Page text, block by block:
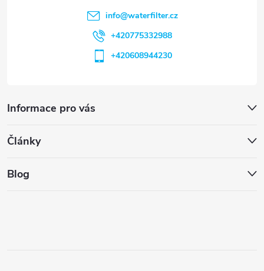
Informace pro vás
Články
Blog
info@waterfilter.cz
+420775332988
+420608944230